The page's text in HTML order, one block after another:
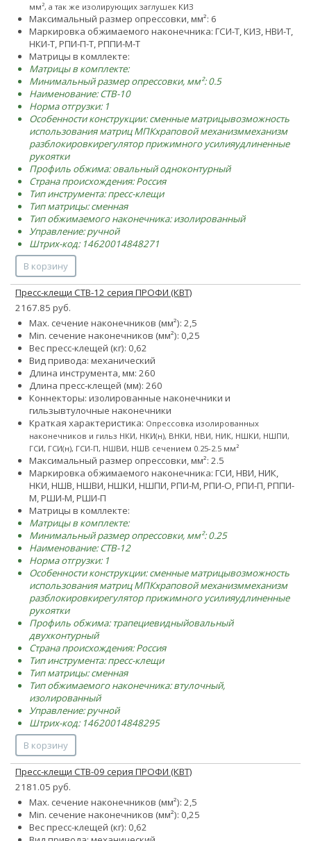
мм², а так же изолирующих заглушек КИЗ
Максимальный размер опрессовки, мм²: 6
Маркировка обжимаемого наконечника: ГСИ-Т, КИЗ, НВИ-Т,
НКИ-Т, РПИ-П-Т, РППИ-М-Т
Матрицы в комллекте:
Матрицы в комплекте:
Минимальный размер опрессовки, мм²: 0.5
Наименование: CTB-10
Норма отгрузки: 1
Особенности конструкции:сменные матрицывозможность
использования матриц МПКхраповой механизммеханизм
разблокировкирегулятор прижимного усилияудлиненные
рукоятки
Профиль обжима: овальный одноконтурный
Страна происхождения: Россия
Тип инструмента: пресс-клещи
Тип матрицы: сменная
Тип обжимаемого наконечника: изолированный
Управление: ручной
Штрих-код: 14620014848271
В корзину
Пресс-клещи CTB-12 серия ПРОФИ (КВТ)
2167.85 руб.
Max. сечение наконечников (мм²): 2,5
Min. сечение наконечников (мм²): 0,25
Вес пресс-клещей (кг): 0,62
Вид привода: механический
Длина инструмента, мм: 260
Длина пресс-клещей (мм): 260
Коннекторы: изолированные наконечники и
гильзывтулочные наконечники
Краткая характеристика: Опрессовка изолированных
наконечников и гильз НКИ, НКИ(н), ВНКИ, НВИ, НИК, НШКИ, НШПИ,
ГСИ, ГСИ(н), ГСИ-П, НШВИ, НШВ сечением 0.25-2.5 мм²
Максимальный размер опрессовки, мм²: 2.5
Маркировка обжимаемого наконечника: ГСИ, НВИ, НИК,
НКИ, НШВ, НШВИ, НШКИ, НШПИ, РПИ-М, РПИ-О, РПИ-П, РППИ-
М, РШИ-М, РШИ-П
Матрицы в комллекте:
Матрицы в комплекте:
Минимальный размер опрессовки, мм²: 0.25
Наименование: CTB-12
Норма отгрузки: 1
Особенности конструкции:сменные матрицывозможность
использования матриц МПКхраповой механизммеханизм
разблокировкирегулятор прижимного усилияудлиненные
рукоятки
Профиль обжима: трапециевидныйовальный
двухконтурный
Страна происхождения: Россия
Тип инструмента: пресс-клещи
Тип матрицы: сменная
Тип обжимаемого наконечника: втулочный,
изолированный
Управление: ручной
Штрих-код: 14620014848295
В корзину
Пресс-клещи CTB-09 серия ПРОФИ (КВТ)
2181.05 руб.
Max. сечение наконечников (мм²): 2,5
Min. сечение наконечников (мм²): 0,25
Вес пресс-клещей (кг): 0,62